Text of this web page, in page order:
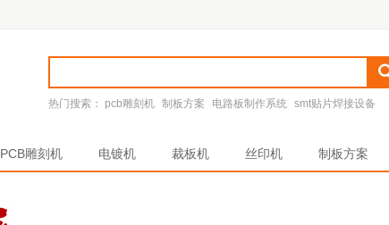
热门搜索： pcb雕刻机 制板方案 电路板制作系统 smt贴片焊接设备
PCB雕刻机 电镀机 裁板机 丝印机 制板方案